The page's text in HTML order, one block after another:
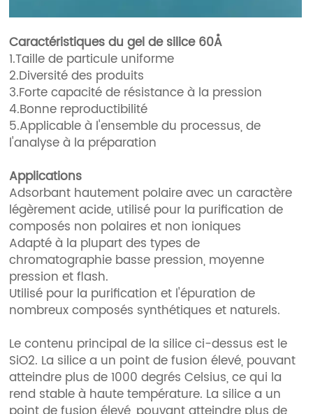
Caractéristiques du gel de silice 60Å
1.Taille de particule uniforme
2.Diversité des produits
3.Forte capacité de résistance à la pression
4.Bonne reproductibilité
5.Applicable à l'ensemble du processus, de
l'analyse à la préparation
Applications
Adsorbant hautement polaire avec un caractère
légèrement acide, utilisé pour la purification de
composés non polaires et non ioniques
Adapté à la plupart des types de
chromatographie basse pression, moyenne
pression et flash.
Utilisé pour la purification et l'épuration de
nombreux composés synthétiques et naturels.
Le contenu principal de la silice ci-dessus est le
SiO2. La silice a un point de fusion élevé, pouvant
atteindre plus de 1000 degrés Celsius, ce qui la
rend stable à haute température. La silice a un